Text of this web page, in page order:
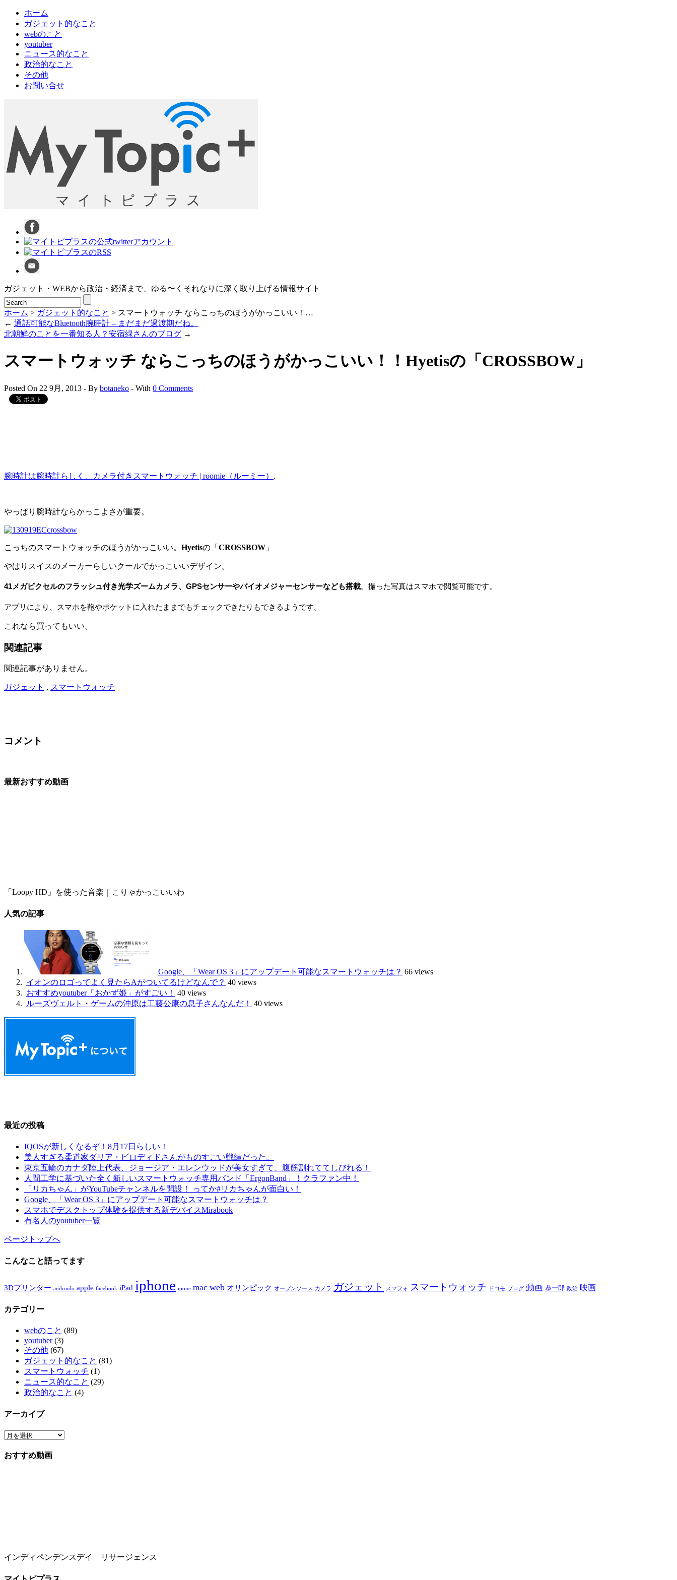
ホーム
ガジェット的なこと
webのこと
youtuber
ニュース的なこと
政治的なこと
その他
お問い合せ
ガジェット・WEBから政治・経済まで、ゆる〜くそれなりに深く取り上げる情報サイト
ホーム > ガジェット的なこと > スマートウォッチ ならこっちのほうがかっこいい！…
← 通話可能なBluetooth腕時計 – まだまだ過渡期だね。
北朝鮮のことを一番知る人？安宿緑さんのブログ →
スマートウォッチ ならこっちのほうがかっこいい！！Hyetisの「CROSSBOW」
Posted On 22 9月, 2013 - By botaneko - With 0 Comments
腕時計は腕時計らしく、カメラ付きスマートウォッチ | roomie（ルーミー） .
やっぱり腕時計ならかっこよさが重要。
こっちのスマートウォッチのほうがかっこいい。 Hyetisの「 CROSSBOW 」
やはりスイスのメーカーらしいクールでかっこいいデザイン。
41メガピクセルのフラッシュ付き光学ズームカメラ、GPSセンサーやバイオメジャーセンサーなども搭載。撮った写真はスマホで閲覧可能です。
アプリにより、スマホを鞄やポケットに入れたままでもチェックできたりもできるようです。
これなら買ってもいい。
関連記事
関連記事がありません。
ガジェット , スマートウォッチ
コメント
最新おすすめ動画
「Loopy HD」を使った音楽｜こりゃかっこいいわ
人気の記事
Google、「Wear OS 3」にアップデート可能なスマートウォッチは？ 66 views
イオンのロゴってよく見たらAがついてるけどなんで？ 40 views
おすすめyoutuber「おかず姫」がすごい！
40 views
ルーズヴェルト・ゲームの沖原は工藤公康の息子さんなんだ！
40 views
最近の投稿
IQOSが新しくなるぞ！8月17日らしい！
美人すぎる柔道家ダリア・ビロディドさんがものすごい戦績だった。
東京五輪のカナダ陸上代表、ジョージア・エレンウッドが美女すぎて、腹筋割れててしびれる！
人間工学に基づいた全く新しいスマートウォッチ専用バンド「ErgonBand」！クラファン中！
「リカちゃん」がYouTubeチャンネルを開設！ ってか#リカちゃんが面白い！
Google、「Wear OS 3」にアップデート可能なスマートウォッチは？
スマホでデスクトップ体験を提供する新デバイスMirabook
有名人のyoutuber一覧
ページトップへ
こんなこと語ってます
3Dプリンター androido apple facebook iPad iphone ipone mac web オリンピック オープンソース カメラ ガジェット スマフォ スマートウォッチ ドコモ ブログ 動画 恭一郎 政治 映画
カテゴリー
webのこと (89)
youtuber(3)
その他 (67)
ガジェット的なこと (81)
スマートウォッチ (1)
ニュース的なこと (29)
政治的なこと (4)
アーカイブ
おすすめ動画
インディペンデンスデイ リサージェンス